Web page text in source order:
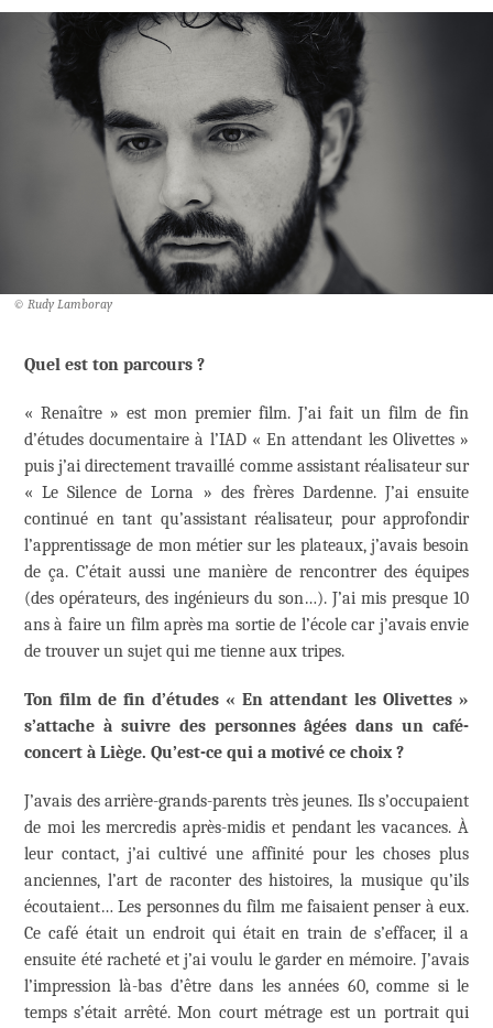
© Rudy Lamboray
Quel est ton parcours ?
« Renaître » est mon premier film. J’ai fait un film de fin
d’études documentaire à l’IAD « En attendant les Olivettes »
puis j’ai directement travaillé comme assistant réalisateur sur
« Le Silence de Lorna » des frères Dardenne. J’ai ensuite
continué en tant qu’assistant réalisateur, pour approfondir
l’apprentissage de mon métier sur les plateaux, j’avais besoin
de ça. C’était aussi une manière de rencontrer des équipes
(des opérateurs, des ingénieurs du son…). J’ai mis presque 10
ans à faire un film après ma sortie de l’école car j’avais envie
de trouver un sujet qui me tienne aux tripes.
Ton film de fin d’études « En attendant les Olivettes »
s’attache à suivre des personnes âgées dans un café-
concert à Liège. Qu’est-ce qui a motivé ce choix ?
J’avais des arrière-grands-parents très jeunes. Ils s’occupaient
de moi les mercredis après-midis et pendant les vacances. À
leur contact, j’ai cultivé une affinité pour les choses plus
anciennes, l’art de raconter des histoires, la musique qu’ils
écoutaient… Les personnes du film me faisaient penser à eux.
Ce café était un endroit qui était en train de s’effacer, il a
ensuite été racheté et j’ai voulu le garder en mémoire. J’avais
l’impression là-bas d’être dans les années 60, comme si le
temps s’était arrêté. Mon court métrage est un portrait qui